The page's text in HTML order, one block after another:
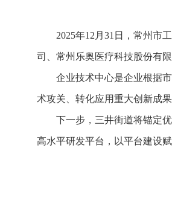
2025年12月31日，常州市
司、常州乐奥医疗科技股份有
企业技术中心是企业根据
术攻关、转化应用重大创新成
下一步，三井街道将锚定
高水平研发平台，以平台建设